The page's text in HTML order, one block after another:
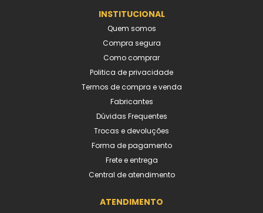
INSTITUCIONAL
Quem somos
Compra segura
Como comprar
Politica de privacidade
Termos de compra e venda
Fabricantes
Dúvidas Frequentes
Trocas e devoluções
Forma de pagamento
Frete e entrega
Central de atendimento
ATENDIMENTO